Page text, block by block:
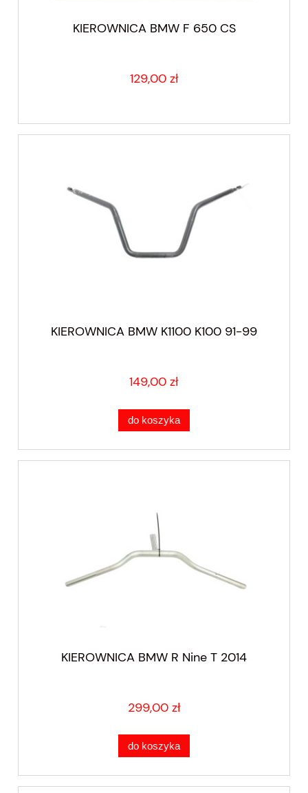
KIEROWNICA BMW F 650 CS
129,00 zł
KIEROWNICA BMW K1100 K100 91-99
149,00 zł
do koszyka
KIEROWNICA BMW R Nine T 2014
299,00 zł
do koszyka